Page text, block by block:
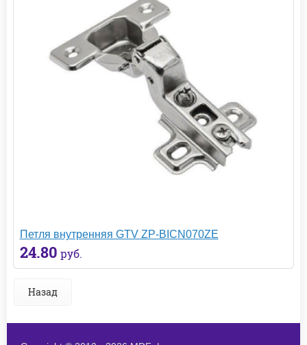
Петля внутренняя GTV ZP-BICN070ZE
24.80 руб.
Назад